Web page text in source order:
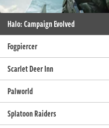
Halo: Campaign Evolved
Fogpiercer
Scarlet Deer Inn
Palworld
Splatoon Raiders